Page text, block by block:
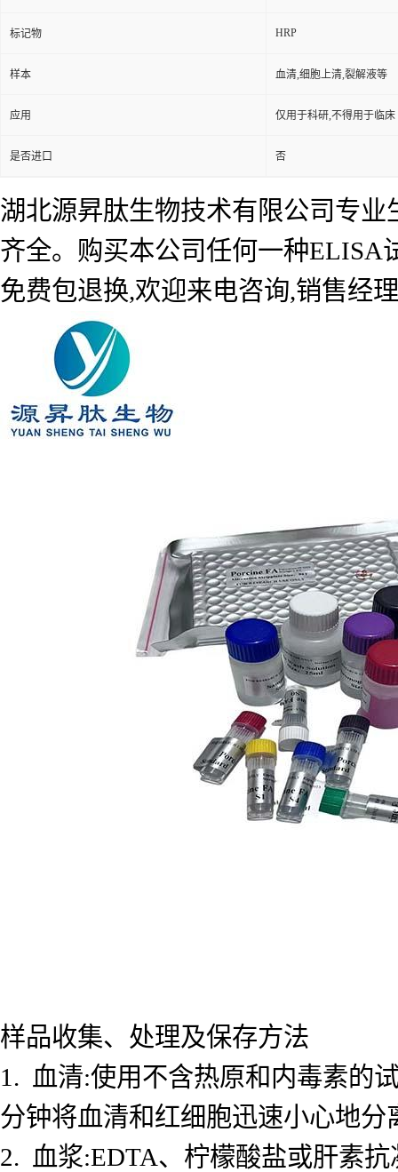
标记物 HRP
样本 血清,细胞上清,裂解液等
应用 仅用于科研,不得用于临床
是否进口 否
湖北源昇肽生物技术有限公司专
齐全。购买本公司任何一种ELISA
免费包退换,欢迎来电咨询,销售经
样品收集、处理及保存方法
1. 血清:使用不含热原和内毒素的
分钟将血清和红细胞迅速小心地分
2. 血浆:EDTA、柠檬酸盐或肝素